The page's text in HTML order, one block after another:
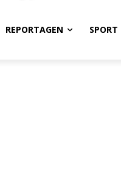
REPORTAGEN SPORT